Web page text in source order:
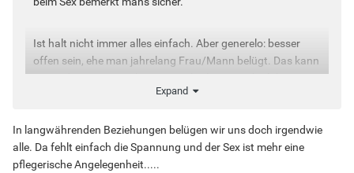
Ist halt nicht immer alles einfach. Aber generelo: besser
offen sein, ehe man jahrelang Frau/Mann belügt. Das kann
am Ende zu einem schweren seelischen Knacks führen.
Expand
In langwährenden Beziehungen belügen wir uns doch irgendwie
alle. Da fehlt einfach die Spannung und der Sex ist mehr eine
pflegerische Angelegenheit.....